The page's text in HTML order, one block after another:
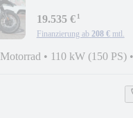
19.535 €¹
Finanzierung ab 208 € mtl.
Motorrad • 110 kW (150 PS) •